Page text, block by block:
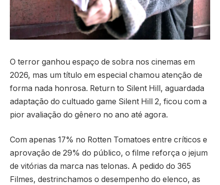
O terror ganhou espaço de sobra nos cinemas em
2026, mas um título em especial chamou atenção de
forma nada honrosa. Return to Silent Hill, aguardada
adaptação do cultuado game Silent Hill 2, ficou com a
pior avaliação do gênero no ano até agora.
Com apenas 17% no Rotten Tomatoes entre críticos e
aprovação de 29% do público, o filme reforça o jejum
de vitórias da marca nas telonas. A pedido do 365
Filmes, destrinchamos o desempenho do elenco, as